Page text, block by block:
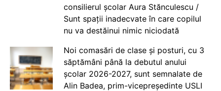
consilierul școlar Aura Stănculescu /
Sunt spații inadecvate în care copilul
nu va destăinui nimic niciodată
Noi comasări de clase și posturi, cu 3
săptămâni până la debutul anului
școlar 2026-2027, sunt semnalate de
Alin Badea, prim-vicepreședinte USLI